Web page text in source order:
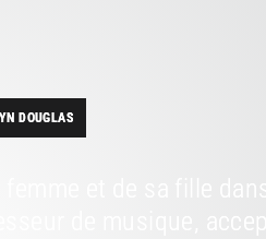
DOUGLAS
femme et de sa fille
de musique,